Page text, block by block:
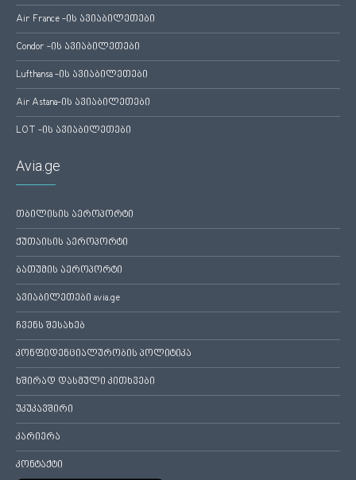
Air France -ის ავიაბილეთები
Condor -ის ავიაბილეთები
Lufthansa -ის ავიაბილეთები
Air Astana-ის ავიაბილეთები
LOT -ის ავიაბილეთები
Avia.ge
თბილისის აეროპორტი
ქუთაისის აეროპორტი
ბათუმის აეროპორტი
ავიაბილეთები avia.ge
ჩვენს შესახებ
კონფიდენციალურობის პოლიტიკა
ხშირად დასმული კითხვები
უკუკავშირი
კარიერა
კონტაქტი